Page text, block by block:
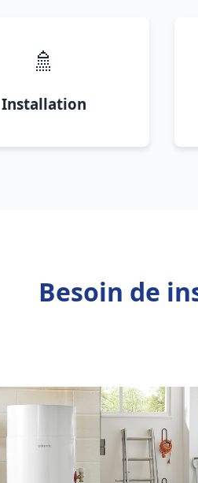
🚿
Installation
Besoin de